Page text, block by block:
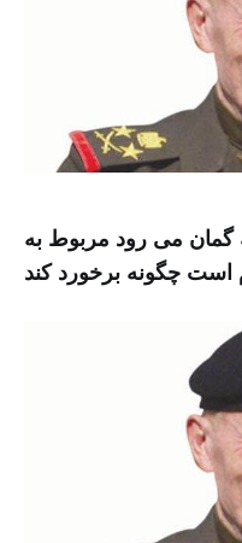
گمان می رود مربوط به
چگونه برخورد کند